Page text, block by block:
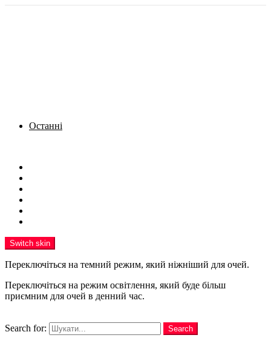
Останні
Switch skin
Переключіться на темний режим, який ніжніший для очей.
Переключіться на режим освітлення, який буде більш
приємним для очей в денний час.
Search for:
Search